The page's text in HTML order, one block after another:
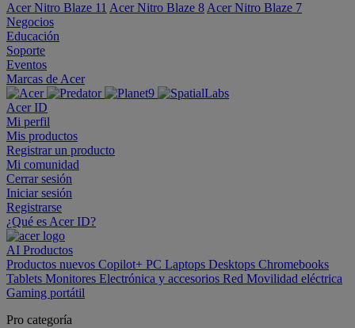
Acer Nitro Blaze 11 Acer Nitro Blaze 8 Acer Nitro Blaze 7
Negocios
Educación
Soporte
Eventos
Marcas de Acer
Acer ID
Mi perfil
Mis productos
Registrar un producto
Mi comunidad
Cerrar sesión
Iniciar sesión
Registrarse
¿Qué es Acer ID?
AI Productos
Productos nuevos Copilot+ PC Laptops Desktops Chromebooks
Tablets Monitores Electrónica y accesorios Red Movilidad eléctrica
Gaming portátil
Pro categoría